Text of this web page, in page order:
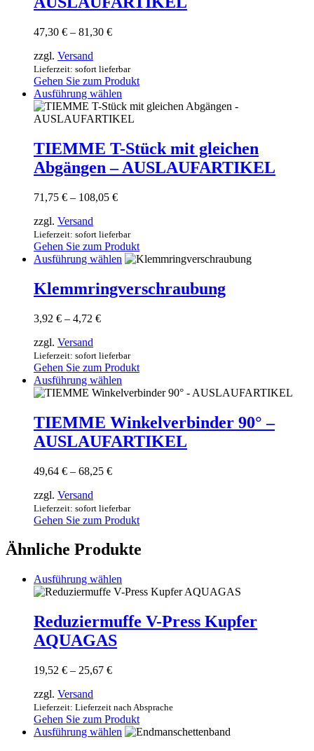
auf.
der
Produktseite
werden
47,30 € – 81,30 €Preisspanne:
81,30 €
zzgl. Versand
Lieferzeit: sofort lieferbar
Gehen Sie zum Produkt
Ausführung wählen
Produkt
weist
Varianten
auf.
Die
Produktseite
gewählt
werden
TIEMME T-Stück mit gleichen
Abgängen – AUSLAUFARTIKEL
71,75 € – 108,05 €Preisspanne:
108,05 €
zzgl. Versand
Lieferzeit: sofort lieferbar
Gehen Sie zum Produkt
Ausführung wählen Dieses
mehrere
können
auf
Produktseite
werden
Klemmringverschraubung
3,92 € – 4,72 €Preisspanne:
4,72 €
zzgl. Versand
Lieferzeit: sofort lieferbar
Gehen Sie zum Produkt
Ausführung wählen
Produkt
mehrere
Varianten
auf.
der
Produktseite
werden
TIEMME Winkelverbinder 90° –
AUSLAUFARTIKEL
49,64 € – 68,25 €Preisspanne:
68,25 €
zzgl. Versand
Lieferzeit: sofort lieferbar
Gehen Sie zum Produkt
Ähnliche Produkte
Ausführung wählen
Produkt
mehrere
Varianten
der
Produktseite
gewählt
Reduziermuffe V-Press Kupfer
AQUAGAS
19,52 € – 25,67 €Preisspanne:
25,67 €
zzgl. Versand
Lieferzeit: Lieferzeit nach Absprache
Gehen Sie zum Produkt
Ausführung wählen Dieses